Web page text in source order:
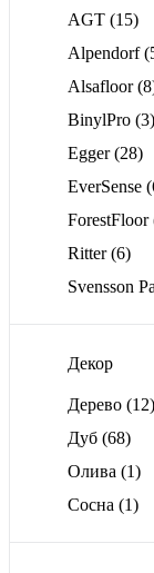
AGT (15)
Alpendorf
Alsafloor
BinylPro (3)
Egger(28)
EverSense
ForestFloor
Ritter(6)
Svensson
Декор
Дерево (12)
Дуб (68)
Олива (1)
Сосна (1)